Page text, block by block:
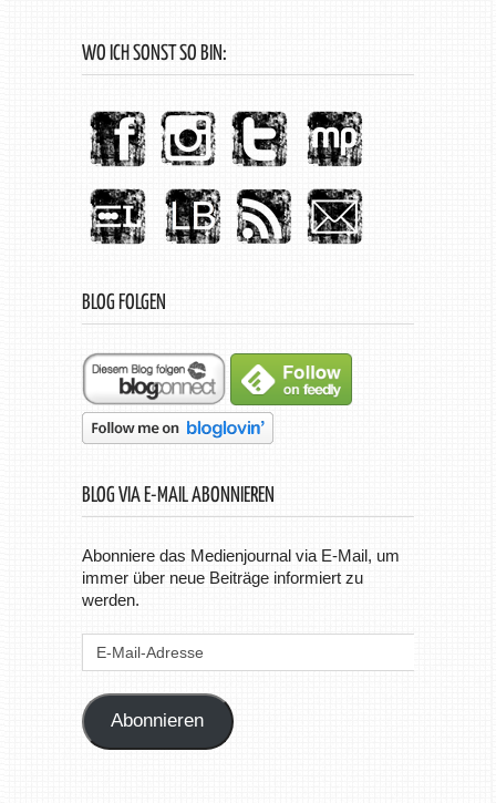
WO ICH SONST SO BIN:
BLOG FOLGEN
BLOG VIA E-MAIL ABONNIEREN
Abonniere das Medienjournal via E-Mail, um
immer über neue Beiträge informiert zu
werden.
Abonnieren